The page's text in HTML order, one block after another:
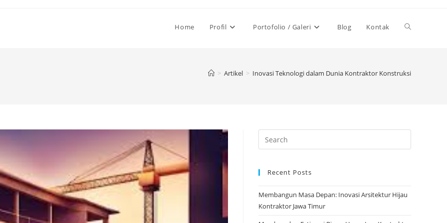
Home Profil Portofolio / Galeri Blog Kontak Toggle
> Artikel > Inovasi Teknologi dalam Dunia Kontraktor Konstruksi
Recent Posts
Membangun Masa Depan: Inovasi Arsitektur Hijau
Kontraktor Jawa Timur